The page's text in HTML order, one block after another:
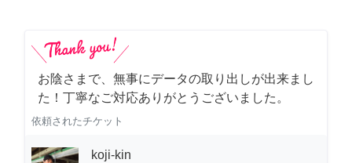
お陰さまで、無事にデータの取り出しが出来まし
た！丁寧なご対応ありがとうございました。
依頼されたチケット
koji-kin